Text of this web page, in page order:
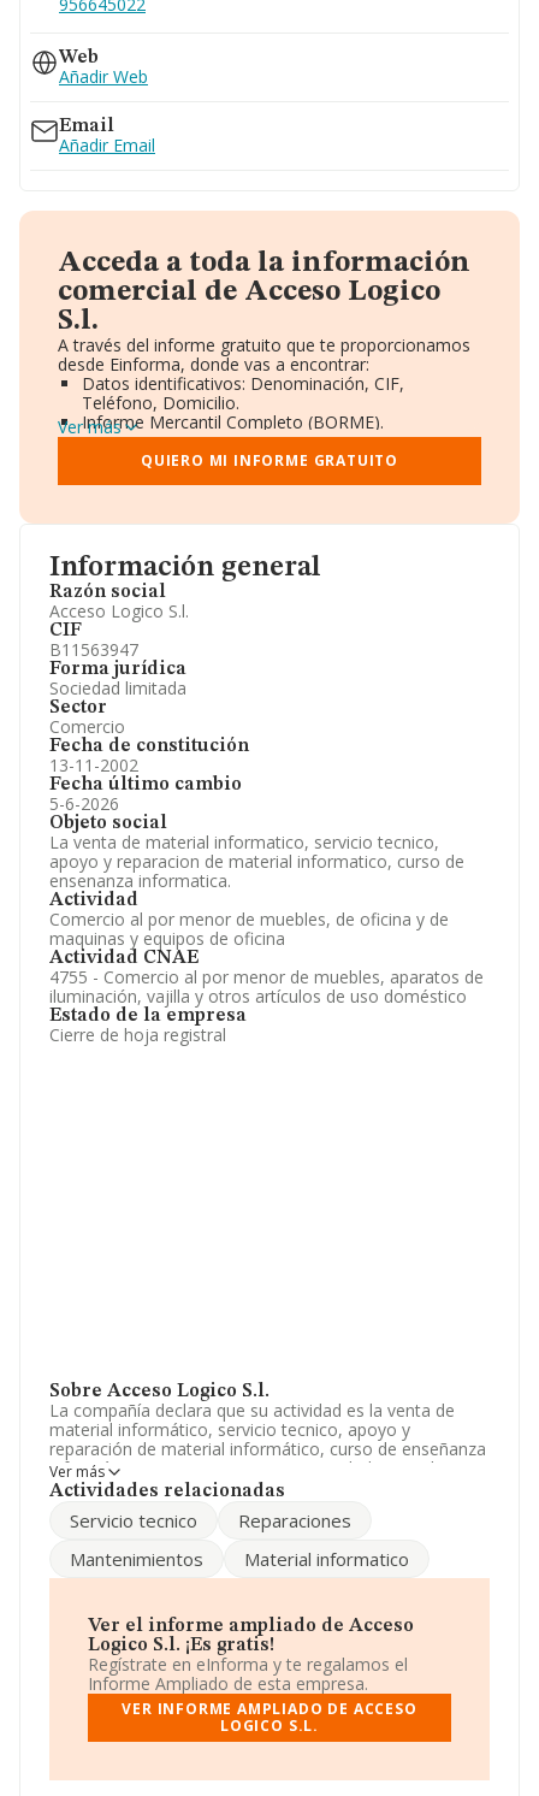
Información general
Razón social
Acceso Logico S.l.
CIF
B11563947
Forma jurídica
Sociedad limitada
Sector
Comercio
Fecha de constitución
13-11-2002
Fecha último cambio
5-6-2026
Objeto social
La venta de material informatico, servicio tecnico,
apoyo y reparacion de material informatico, curso de
ensenanza informatica.
Actividad
Comercio al por menor de muebles, de oficina y de
maquinas y equipos de oficina
Actividad CNAE
4755 - Comercio al por menor de muebles, aparatos de
iluminación, vajilla y otros artículos de uso doméstico
Estado de la empresa
Cierre de hoja registral
Sobre Acceso Logico S.l.
La compañía declara que su actividad es la venta de
material informático, servicio tecnico, apoyo y
reparación de material informático, curso de enseñanza
informática. La empresa es una Sociedad Limitada.
Clasifica su actividad CNAE como '%cnae%', código
exteriores.
Para ponerse en contacto con sus oficinas, la empresa
facilita el número de teléfono 956645022.
La sociedad Acceso Logico S.L, con número de
identificación fiscal B11563947, se encuentra en
Poligono Industrial Zabal Bajo núm. 39, (11300), en el
municipio de La Linea De La Concepcion, Cádiz,
Andalucía.
En relación con el sector y disponiendo de los datos de
nacional alcanza los 8.191 millones de euros y se estima
Ver más
Actividades relacionadas
Servicio tecnico
Reparaciones
Mantenimientos
Material informatico
Ver el informe ampliado de Acceso
Logico S.l. ¡Es gratis!
Regístrate en eInforma y te regalamos el
Informe Ampliado de esta empresa.
VER INFORME AMPLIADO DE ACCESO
LOGICO S.L.
Web
Añadir Web
Email
Añadir Email
Acceda a toda la información
comercial de Acceso Logico
S.l.
A través del informe gratuito que te proporcionamos
desde Einforma, donde vas a encontrar:
Datos identificativos: Denominación, CIF,
Teléfono, Domicilio.
Informe Mercantil Completo (BORME).
Gráficos de Evolución Ventas y Empleados.
Consejo de Administración y Administradores.
Directivos y Ejecutivos.
Información oficial y registral complementaria.
Ver más
QUIERO MI INFORME GRATUITO